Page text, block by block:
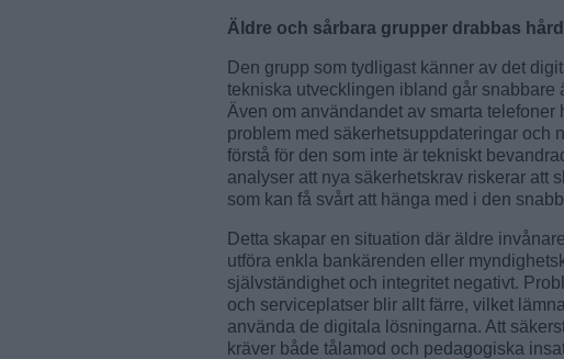
Äldre och sårbara grupper drabbas
Den grupp som tydligast känner av det
tekniska utvecklingen ibland går snabbare
Även om användandet av smarta
problem med säkerhetsuppdateringar och
förstå för den som inte är tekniskt
analyser att nya säkerhetskrav riskerar att
som kan få svårt att hänga med i den
Detta skapar en situation där äldre
utföra enkla bankärenden eller
självständighet och integritet negativt.
och serviceplatser blir allt färre, vilket
använda de digitala lösningarna. Att
kräver både tålamod och pedagogiska